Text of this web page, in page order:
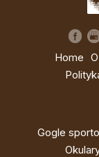
Home
Gogle